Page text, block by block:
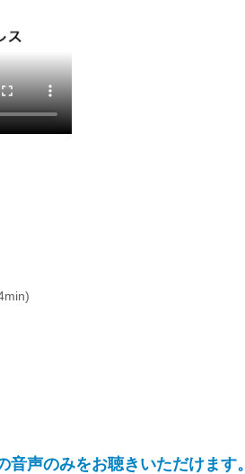
声のみをお聴きいただけます。